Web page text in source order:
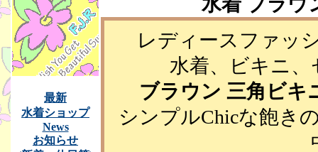
レディースファッ
水着、ビキニ
ブラウン 三角ビキ
シンプルChicな飽き
最新
水着ショップ
News
お知らせ